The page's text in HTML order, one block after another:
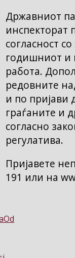
Државниот
инспекторат
согласност
годишниот и
работа.
редовните
и по пријави
граѓаните и
согласно
регулатива.
Пријавете
191 или на